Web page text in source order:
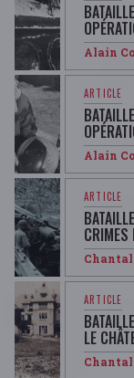
Alain
Alain
CRIMES
LE